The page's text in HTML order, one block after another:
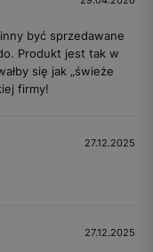
być sprzedawane
Produkt jest tak w
się jak „świeże
firmy!
27.12.2025
27.12.2025